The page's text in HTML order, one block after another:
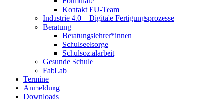
Kontakt EU-Team
Industrie 4.0 – Digitale Fertigungsprozesse
Beratung
Beratungslehrer*innen
Schulseelsorge
Schulsozialarbeit
Gesunde Schule
FabLab
Termine
Anmeldung
Downloads